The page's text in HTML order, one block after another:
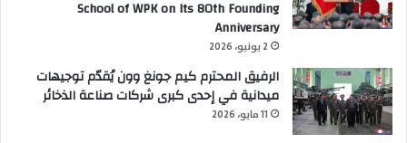
School of WPK on Its 80th Founding
Anniversary
2 يونيو، 2026
الرفيق المحترم كيم جونغ وون يُقدّم توجيهات
ميدانية في إحدى كبرى شركات صناعة الذخائر
11 مايو، 2026